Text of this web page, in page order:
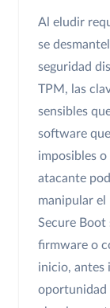
Al eludir
se
seguridad
TPM, las
sensibles
software
imposibles
atacante
manipular el
Secure Boot
firmware o
inicio, antes
oportunidad